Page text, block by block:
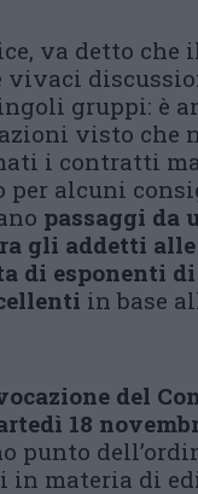
va detto che
vivaci
gruppi: è
visto che
i contratti
per alcuni
passaggi da
gli addetti
di esponenti
in base
del
18
punto
in materia di